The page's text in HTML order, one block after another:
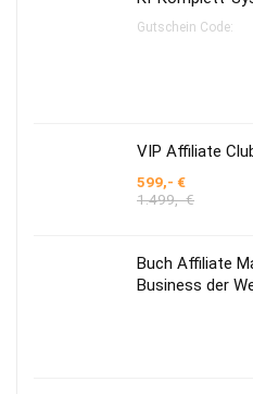
Gutschein Code:
VIP Affiliate
599,- €
1.499,- €
Buch Affiliate
Business der